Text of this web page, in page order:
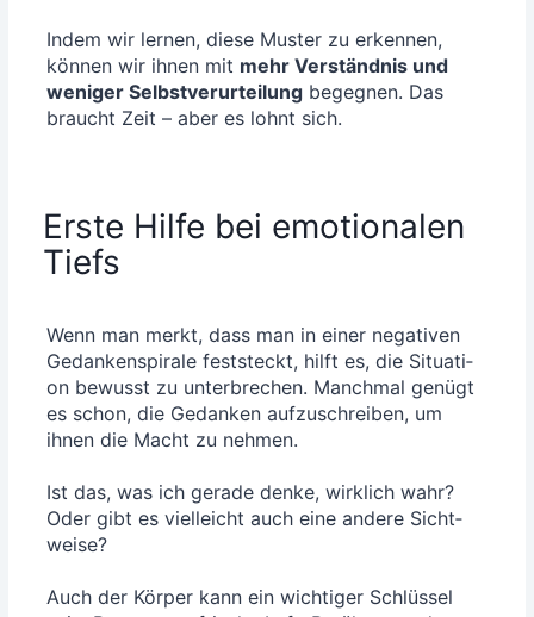
Indem wir ler­nen, die­se Mus­ter zu erken­nen,
kön­nen wir ihnen mit mehr Ver­ständ­nis und
weni­ger Selbst­ver­ur­tei­lung begeg­nen. Das
braucht Zeit – aber es lohnt sich.
Erste Hilfe bei emotionalen
Tiefs
Wenn man merkt, dass man in einer nega­ti­ven
Gedan­ken­spi­ra­le fest­steckt, hilft es, die Situa­ti­
on bewusst zu unter­bre­chen. Manch­mal genügt
es schon, die Gedan­ken auf­zu­schrei­ben, um
ihnen die Macht zu neh­men.
Ist das, was ich gera­de den­ke, wirk­lich wahr?
Oder gibt es viel­leicht auch eine ande­re Sicht­
wei­se?
Auch der Kör­per kann ein wich­ti­ger Schlüs­sel